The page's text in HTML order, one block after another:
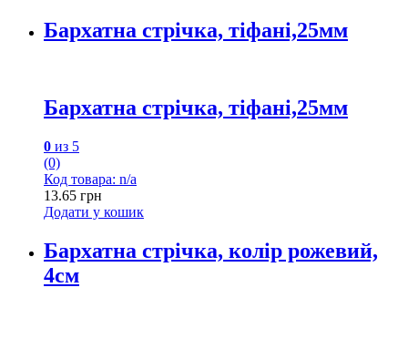
Бархатна стрічка, тіфані,25мм
Бархатна стрічка, тіфані,25мм
0 из 5
(0)
Код товара: n/a
13.65 грн
Додати у кошик
Бархатна стрічка, колір рожевий,
4см